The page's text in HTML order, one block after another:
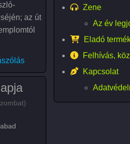
az út
Hunyára (2026))
Zene
Az év
Eladó
Felhívás,
Kapcsolat